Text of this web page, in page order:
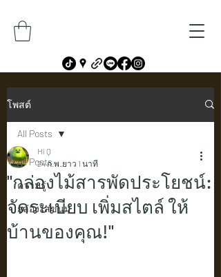
โพสต์
All Posts
ความรู้
กล่องใส่ขนม
All Posts
"กล่องไม้สารพัดประโยชน์:
จัดระเบียบ เพิ่มสไตล์ ให้
บ้านของคุณ!"
Hi Q
24 ก.พ. ยาว 1 นาที